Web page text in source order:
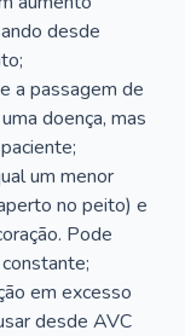
desde
a passagem de
doença, mas
um menor
no peito) e
Pode
em excesso
desde AVC